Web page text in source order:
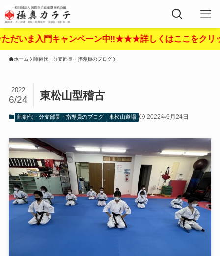
門キャンペーン中‼︎★★★詳しくはここをクリック
ホーム 師範代・分支部長・指導員のブログ
東松山型稽古
2022
6/24
師範代・分支部長・指導員のブログ 東松山道場 2022年6月24日